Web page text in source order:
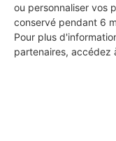
ou personnaliser vos
conservé pendant 6
Pour plus
partenaires, accédez